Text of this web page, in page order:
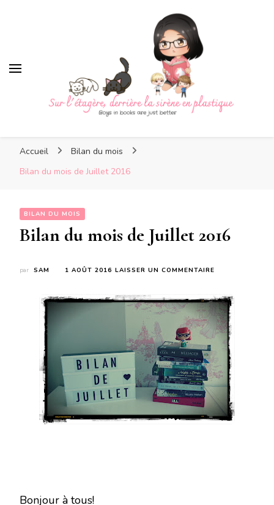
Sur l'étagère, derrière la
sirène en plastique
sirène en plastique
Accueil
Bilan du mois
Bilan du mois de Juillet 2016
BILAN DU MOIS
Bilan du mois de Juillet 2016
par SAM 1 AOÛT 2016 LAISSER UN COMMENTAIRE
MOIS
DE
JUILLET
2016
Bonjour à tous!